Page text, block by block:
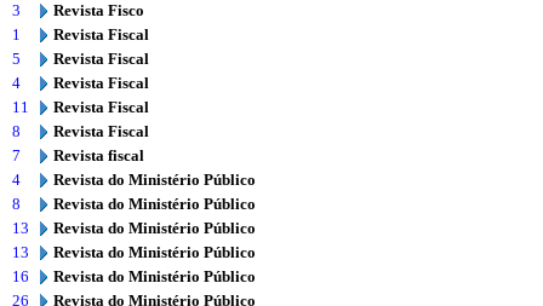
3
Revista Fisco
1
Revista Fiscal
5
Revista Fiscal
4
Revista Fiscal
11
Revista Fiscal
8
Revista Fiscal
7
Revista fiscal
4
Revista do Ministério Público
8
Revista do Ministério Público
13
Revista do Ministério Público
13
Revista do Ministério Público
16
Revista do Ministério Público
26
Revista do Ministério Público